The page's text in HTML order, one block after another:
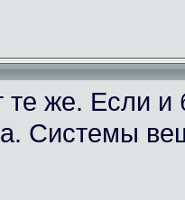
же. Если и
Системы